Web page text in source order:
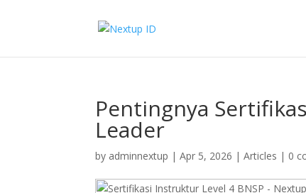
Pentingnya
Leader
by adminnextup |Apr 5, 2026 |Articles | 0